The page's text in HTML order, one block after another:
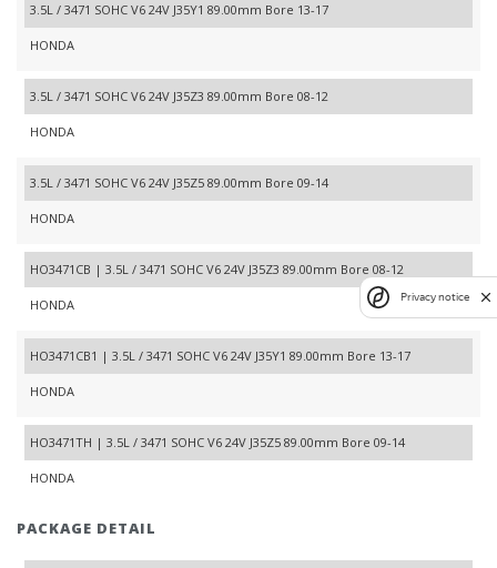
3.5L / 3471 SOHC V6 24V J35Y1 89.00mm Bore 13-17
HONDA
3.5L / 3471 SOHC V6 24V J35Z3 89.00mm Bore 08-12
HONDA
3.5L / 3471 SOHC V6 24V J35Z5 89.00mm Bore 09-14
HONDA
HO3471CB | 3.5L / 3471 SOHC V6 24V J35Z3 89.00mm Bore 08-12
HONDA
HO3471CB1 | 3.5L / 3471 SOHC V6 24V J35Y1 89.00mm Bore 13-17
HONDA
HO3471TH | 3.5L / 3471 SOHC V6 24V J35Z5 89.00mm Bore 09-14
HONDA
PACKAGE DETAIL
Privacy notice